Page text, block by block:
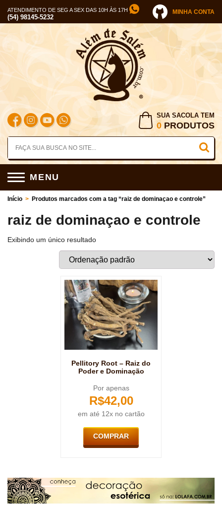
ATENDIMENTO DE SEG A SEX DAS 10H ÀS 17H
(54) 98145-5232
MINHA CONTA
SUA SACOLA TEM
0 PRODUTOS
MENU
Início > Produtos marcados com a tag “raiz de dominaçao e controle”
raiz de dominaçao e controle
Exibindo um único resultado
Pellitory Root – Raiz do
Poder e Dominação
Por apenas
R$42,00
em até 12x no cartão
COMPRAR